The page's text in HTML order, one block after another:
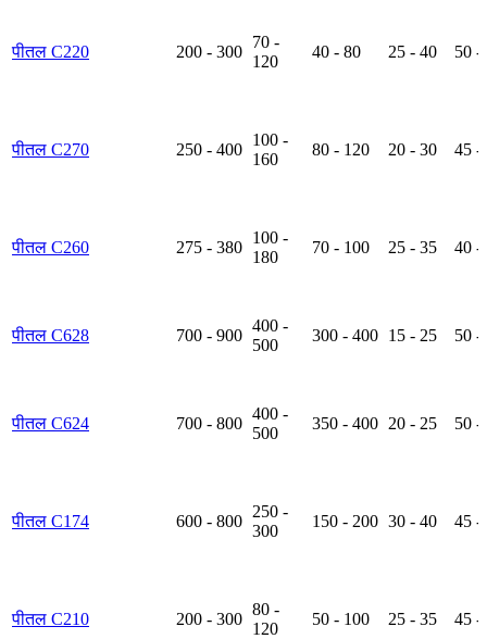
पीतल C220 200 - 300
70 -
120
40 - 80 25 - 40 50 -
पीतल C270 250 - 400
100 -
160
80 - 120 20 - 30 45 -
पीतल C260 275 - 380
100 -
180
70 - 100 25 - 35 40 -
पीतल C628 700 - 900
400 -
500
300 - 400 15 - 25 50 -
पीतल C624 700 - 800
400 -
500
350 - 400 20 - 25 50 -
पीतल C174 600 - 800
250 -
300
150 - 200 30 - 40 45 -
पीतल C210 200 - 300
80 -
120
50 - 100 25 - 35 45 -